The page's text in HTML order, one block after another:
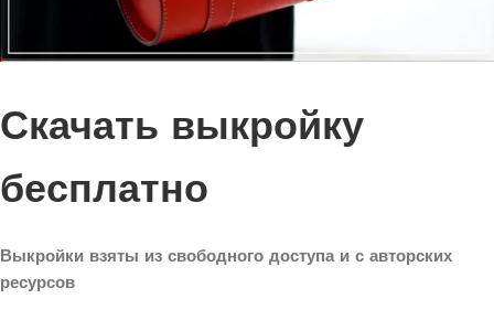
Скачать выкройку
бесплатно
Выкройки взяты из свободного доступа и с авторских
ресурсов